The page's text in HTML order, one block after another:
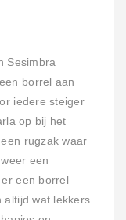
Sesimbra
borrel aan
iedere steiger
op bij het
rugzak waar
een
een borrel
altijd wat lekkers